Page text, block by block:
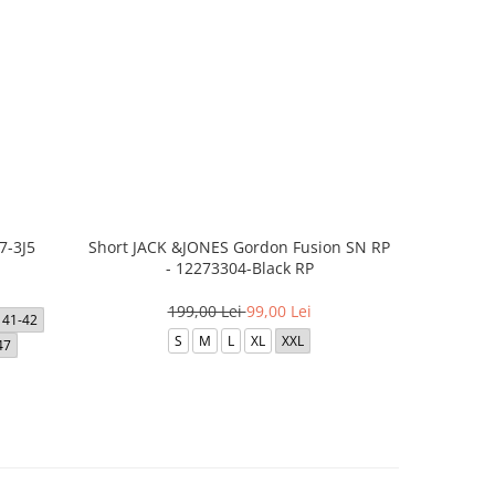
3J5
41-42
Short JACK &JONES Gordon Fusion SN RP
- 12273304-Black RP
199,00 Lei99,00 Lei
S M L XL XXL